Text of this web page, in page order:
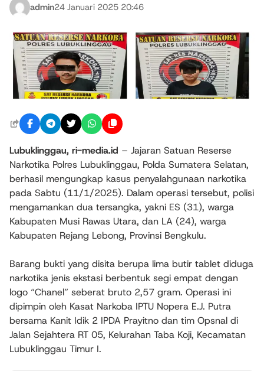
admin24 Januari 2025 20:46
Lubuklinggau, ri-media.id – Jajaran Satuan Reserse
Narkotika Polres Lubuklinggau, Polda Sumatera Selatan,
berhasil mengungkap kasus penyalahgunaan narkotika
pada Sabtu (11/1/2025). Dalam operasi tersebut, polisi
mengamankan dua tersangka, yakni ES (31), warga
Kabupaten Musi Rawas Utara, dan LA (24), warga
Kabupaten Rejang Lebong, Provinsi Bengkulu.
Barang bukti yang disita berupa lima butir tablet diduga
narkotika jenis ekstasi berbentuk segi empat dengan
logo “Chanel” seberat bruto 2,57 gram. Operasi ini
dipimpin oleh Kasat Narkoba IPTU Nopera E.J. Putra
bersama Kanit Idik 2 IPDA Prayitno dan tim Opsnal di
Jalan Sejahtera RT 05, Kelurahan Taba Koji, Kecamatan
Lubuklinggau Timur I.